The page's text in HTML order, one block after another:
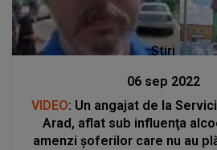
Stiri
06 sep 2022
VIDEO: Un angajat de la
Arad, aflat sub influenţa
amenzi șoferilor care nu au